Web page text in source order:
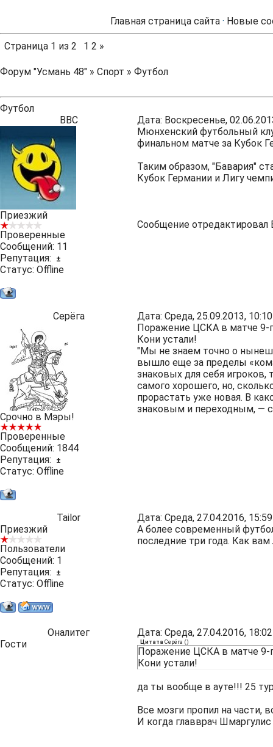
Главная страница сайта · Новые
Страница 1 из 2 1 2 »
Форум "Усмань 48" » Спорт » Футбол
Футбол
ВВС
Дата: Воскресенье,
Приезжий
Проверенные
Сообщений: 11
Репутация:
±
Статус: Offline
Мюнхенский футбольный
финальном матче за Кубок
Таким образом, "Бавария"
Кубок Германии и Лигу
Сообщение отредактировал
Серёга Дата: Среда, 25.09.2013,
Срочно в Мэры!
Проверенные
Сообщений: 1844
Репутация:
±
Статус: Offline
Поражение ЦСКА в матче 9-
Кони устали!
"Мы не знаем точно о
вышло еще за пределы
знаковых для себя
самого хорошего, но,
прорастать уже новая. В
знаковым и переходным, —
Tailor
Дата: Среда, 27.04.2016,
Приезжий
Пользователи
Сообщений: 1
Репутация:
±
Статус: Offline
А более современный
последние три года. Как
Оналитег
Дата: Среда, 27.04.2016,
Гости
Цитата Серёга ()
Поражение ЦСКА в матче 9-
Кони устали!
да ты вообще в ауте!!! 25
Все мозги пропил на части,
И когда главврач